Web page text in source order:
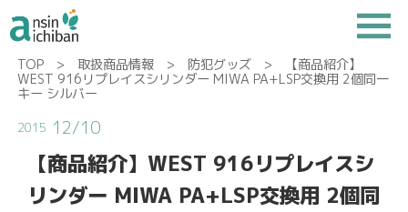
TOP> 取扱商品情報> 防犯グッズ> 【商品紹介】
WEST 916リプレイスシリンダー MIWA PA+LSP交換用 2個同一
キー シルバー
2015 12/10
【商品紹介】WEST 916リプレイスシ
リンダー MIWA PA+LSP交換用 2個同